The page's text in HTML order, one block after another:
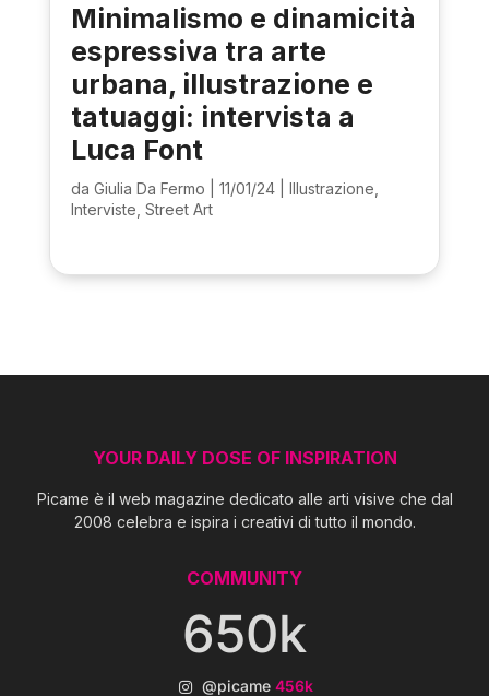
Minimalismo e dinamicità
espressiva tra arte
urbana, illustrazione e
tatuaggi: intervista a
Luca Font
da Giulia Da Fermo 11/01/24| Illustrazione
Interviste Street Art
YOUR DAILY DOSE OF INSPIRATION
Picame è il web magazine dedicato alle arti visive che dal
2008 celebra e ispira i creativi di tutto il mondo.
COMMUNITY
650k
@picame 456k